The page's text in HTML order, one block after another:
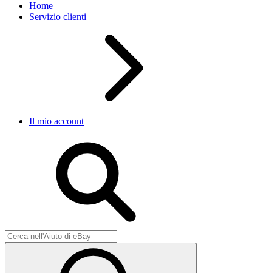
Home
Servizio clienti
Il mio account